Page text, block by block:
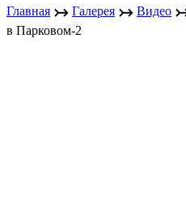
Главная ↣ Галерея ↣ Видео
в Парковом-2